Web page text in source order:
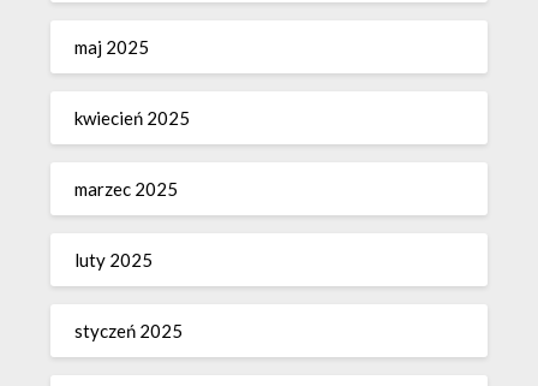
maj 2025
kwiecień 2025
marzec 2025
luty 2025
styczeń 2025